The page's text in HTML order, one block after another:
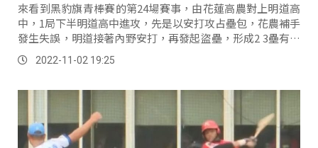
來看到黑豹旗青棒賽的第24場賽事，由花蓮高農對上明道高
中，1局下半明道高中進攻，先是以安打攻占壘包，花農補手
發生失誤，明道接著內野安打，再發起盜壘，形成2 3壘有人
局面。2022-11-02 19:25